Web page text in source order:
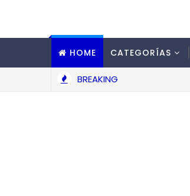
HOME CATEGORÍAS
BREAKING